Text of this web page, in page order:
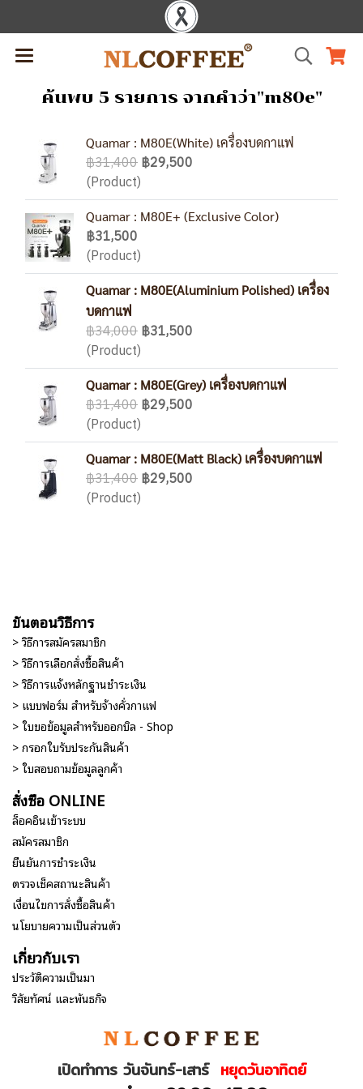
ค้นพบ 5 รายการ จากคำว่า"m80e"
Quamar : M80E(White) เครื่องบดกาแฟ
฿31,400฿29,500
(Product)
Quamar : M80E+ (Exclusive Color)
฿31,500
(Product)
Quamar : M80E(Aluminium Polished) เครื่อง
บดกาแฟ
฿34,000฿31,500
(Product)
Quamar : M80E(Grey) เครื่องบดกาแฟ
฿31,400฿29,500
(Product)
Quamar : M80E(Matt Black) เครื่องบดกาแฟ
฿31,400฿29,500
(Product)
ขั้นตอนวิธีการ
> วิธีการสมัครสมาชิก
> วิธีการเลือกสั่งซื้อสินค้า
> วิธีการแจ้งหลักฐานชำระเงิน
> แบบฟอร์ม สำหรับจ้างคั่วกาแฟ
> ใบขอข้อมูลสำหรับออกบิล - Shop
> กรอกใบรับประกันสินค้า
> ใบสอบถามข้อมูลลูกค้า
สั่งซื้อ ONLINE
ล็อคอินเข้าระบบ
สมัครสมาชิก
ยืนยันการชำระเงิน
ตรวจเช็คสถานะสินค้า
เงื่อนไขการสั่งซื้อสินค้า
นโยบายความเป็นส่วนตัว
เกี่ยวกับเรา
ประวัติความเป็นมา
วิสัยทัศน์ และพันธกิจ
เปิดทำการ วันจันทร์-เสาร์ หยุดวันอาทิตย์